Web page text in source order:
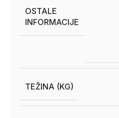
OSTALE
INFORMACIJE
TEŽINA (KG)